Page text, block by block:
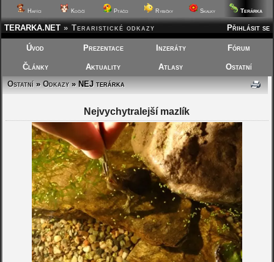
Hafíci Kočičí Ptáčci Rybičky Skalky Terárka
Přihlásit se
TERARKA.NET » Teraristické odkazy
Úvod Prezentace Inzeráty Fórum
Články Aktuality Atlasy
Ostatní
Ostatní»Odkazy» NEJ terárka
Nejvychytralejší mazlík